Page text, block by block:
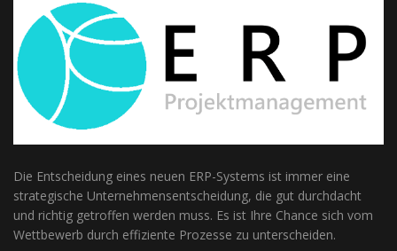
Die Entscheidung eines neuen ERP-Systems ist immer eine
strategische Unternehmensentscheidung, die gut durchdacht
und richtig getroffen werden muss. Es ist Ihre Chance sich vom
Wettbewerb durch effiziente Prozesse zu unterscheiden.